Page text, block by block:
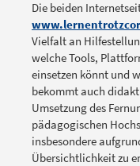
Die beiden
Vielfalt an
welche Tools,
einsetzen könnt und
bekommt auch
Umsetzung des
pädagogischen
insbesondere
Übersichtlichkeit zu